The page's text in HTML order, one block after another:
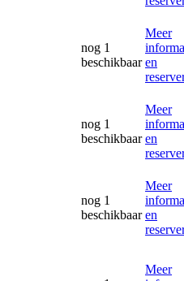
nog 1
beschikbaar
Meer
en
nog 1
beschikbaar
Meer
en
nog 1
beschikbaar
Meer
en
Meer